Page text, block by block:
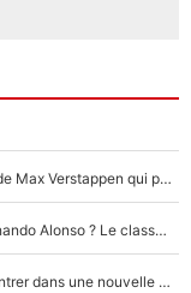
F1 - Une légende de McLaren refuse le transfert de Max Verstappen qui pourrait «faire des vagues» et plomber l'ambiance dans l'équipe
Max Verstappen, Lewis Hamilton… et bientôt Fernando Alonso ? Le classement des pilotes les mieux payés en Formule 1 risque de changer !
F1 - Alpine signe un accord «impensable» et va entrer dans une nouvelle dimension : Grande nouvelle pour Pierre Gasly !